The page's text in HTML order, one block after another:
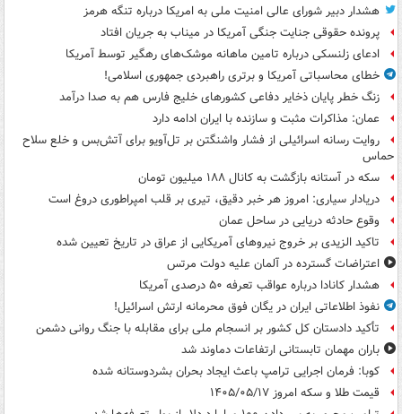
هشدار دبیر شورای عالی امنیت ملی به امریکا درباره تنگه هرمز
پرونده حقوقی جنایت جنگی آمریکا در میناب به جریان افتاد
ادعای زلنسکی درباره تامین ماهانه موشک‌های رهگیر توسط آمریکا
خطای محاسباتی آمریکا و برتری راهبردی جمهوری اسلامی!
زنگ خطر پایان ذخایر دفاعی کشورهای خلیج فارس هم به صدا درآمد
عمان: مذاکرات مثبت و سازنده با ایران ادامه دارد
روایت رسانه اسرائیلی از فشار واشنگتن بر تل‌آویو برای آتش‌بس و خلع سلاح
حماس
سکه در آستانه بازگشت به کانال ۱۸۸ میلیون تومان
دریادار سیاری: امروز هر خبر دقیق، تیری بر قلب امپراطوری دروغ است
وقوع حادثه دریایی در ساحل عمان
تاکید الزیدی بر خروج نیروهای آمریکایی از عراق در تاریخ تعیین شده
اعتراضات گسترده در آلمان علیه دولت مرتس
هشدار کانادا درباره عواقب تعرفه ۵۰ درصدی آمریکا
نفوذ اطلاعاتی ایران در یگان فوق محرمانه ارتش اسرائیل!
تأکید دادستان کل کشور بر انسجام ملی برای مقابله با جنگ روانی دشمن
باران مهمان تابستانی ارتفاعات دماوند شد
کوبا: فرمان اجرایی ترامپ باعث ایجاد بحران بشردوستانه شده
قیمت طلا و سکه امروز ۱۴۰۵/۰۵/۱۷